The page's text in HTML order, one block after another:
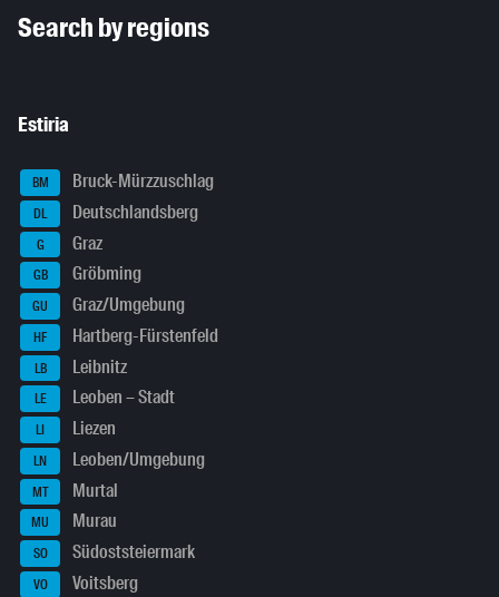
Search by regions
Estiria
BM Bruck-Mürzzuschlag
DL Deutschlandsberg
G Graz
GB Gröbming
GU Graz/Umgebung
HF Hartberg-Fürstenfeld
LB Leibnitz
LE Leoben – Stadt
LI Liezen
LN Leoben/Umgebung
MT Murtal
MU Murau
SO Südoststeiermark
VO Voitsberg